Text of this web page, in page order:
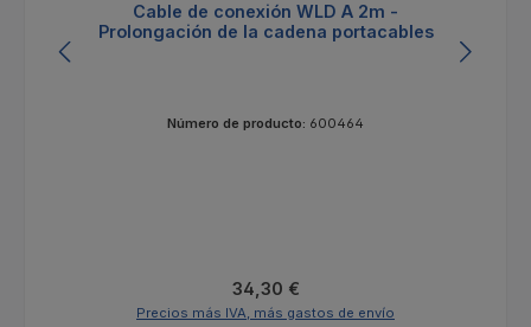
Cable de conexión WLD A 2m -
Prolongación de la cadena portacables
Número de producto: 600464
Precio normal:
34,30 €
Precios más IVA, más gastos de envío